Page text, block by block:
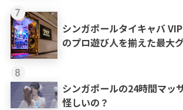
7
シンガポールタイキャバ
のプロ遊び人を揃えた最大
8
シンガポールの24時間マッ
怪しいの？